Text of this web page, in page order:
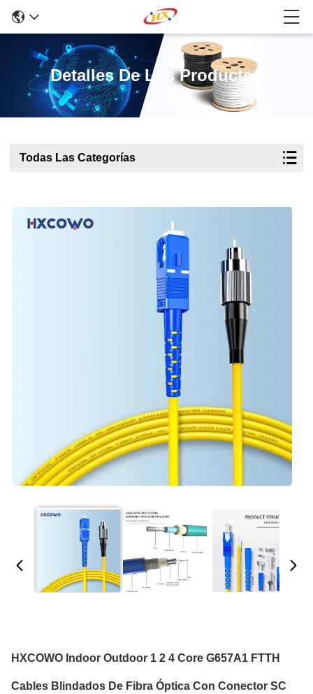
Detalles De Los Productos
Todas Las Categorías
HXCOWO Indoor Outdoor 1 2 4 Core G657A1 FTTH
Cables Blindados De Fibra Óptica Con Conector SC